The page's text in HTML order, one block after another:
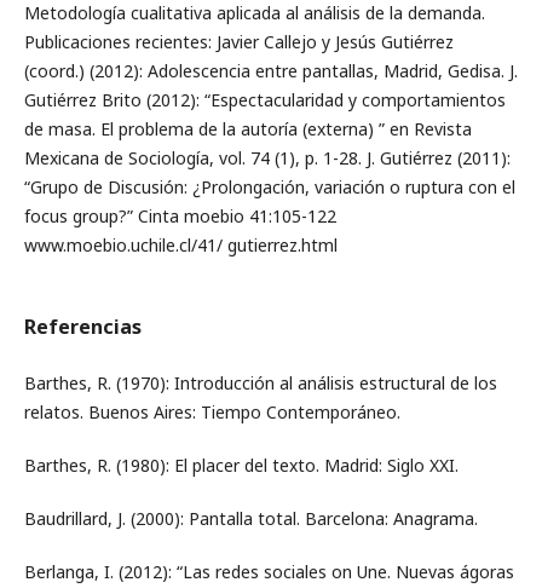
Metodología cualitativa aplicada al análisis de la demanda.
Publicaciones recientes: Javier Callejo y Jesús Gutiérrez
(coord.) (2012): Adolescencia entre pantallas, Madrid, Gedisa. J.
Gutiérrez Brito (2012): “Espectacularidad y comportamientos
de masa. El problema de la autoría (externa) ” en Revista
Mexicana de Sociología, vol. 74 (1), p. 1-28. J. Gutiérrez (2011):
“Grupo de Discusión: ¿Prolongación, variación o ruptura con el
focus group?” Cinta moebio 41:105-122
www.moebio.uchile.cl/41/ gutierrez.html
Referencias
Barthes, R. (1970): Introducción al análisis estructural de los
relatos. Buenos Aires: Tiempo Contemporáneo.
Barthes, R. (1980): El placer del texto. Madrid: Siglo XXI.
Baudrillard, J. (2000): Pantalla total. Barcelona: Anagrama.
Berlanga, I. (2012): “Las redes sociales on Une. Nuevas ágoras